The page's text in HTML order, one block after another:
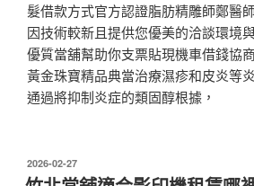
髮借款方式官方認證脂肪精雕師鄭醫
因技術較新且提供您優美的洽談環境
優質當舖幫助你支票貼現機車借錢協商
黃金珠寶精品典當治療濕疹和皮炎等
通過將抑制炎症的類固醇根據，
發
佈
2026-02-27